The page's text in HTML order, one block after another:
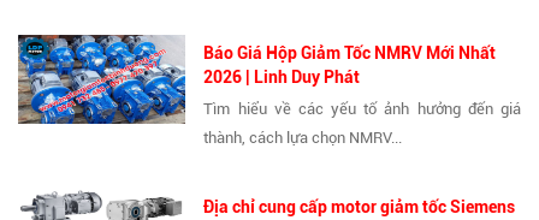
Báo Giá Hộp Giảm Tốc NMRV Mới Nhất
2026 | Linh Duy Phát
Tìm hiểu về các yếu tố ảnh hưởng đến giá
thành, cách lựa chọn NMRV...
Địa chỉ cung cấp motor giảm tốc Siemens